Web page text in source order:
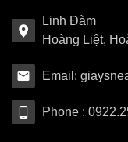
Linh Đàm
Hoàng Liệt,
Email:
Phone :